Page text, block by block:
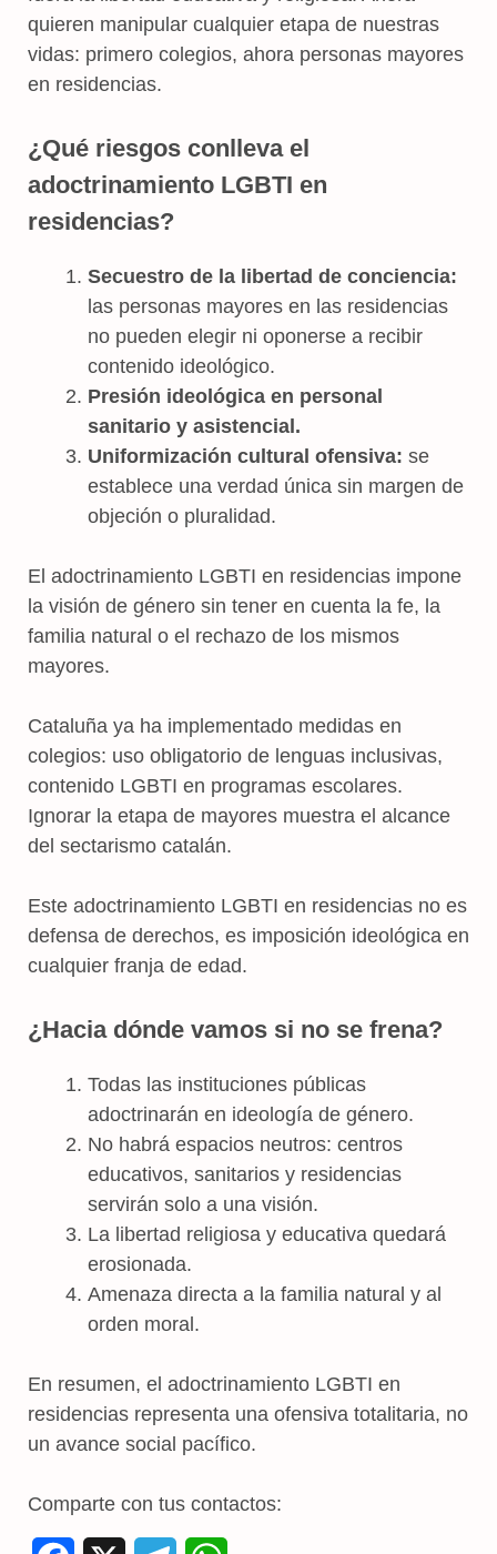
quieren manipular cualquier etapa de nuestras
vidas: primero colegios, ahora personas mayores
en residencias.
¿Qué riesgos conlleva el
adoctrinamiento LGBTI en
residencias?
Secuestro de la libertad de conciencia:
las personas mayores en las residencias
no pueden elegir ni oponerse a recibir
contenido ideológico.
Presión ideológica en personal
sanitario y asistencial.
Uniformización cultural ofensiva: se
establece una verdad única sin margen de
objeción o pluralidad.
El adoctrinamiento LGBTI en residencias impone
la visión de género sin tener en cuenta la fe, la
familia natural o el rechazo de los mismos
mayores.
Cataluña ya ha implementado medidas en
colegios: uso obligatorio de lenguas inclusivas,
contenido LGBTI en programas escolares.
Ignorar la etapa de mayores muestra el alcance
del sectarismo catalán.
Este adoctrinamiento LGBTI en residencias no es
defensa de derechos, es imposición ideológica en
cualquier franja de edad.
¿Hacia dónde vamos si no se frena?
Todas las instituciones públicas
adoctrinarán en ideología de género.
No habrá espacios neutros: centros
educativos, sanitarios y residencias
servirán solo a una visión.
La libertad religiosa y educativa quedará
erosionada.
Amenaza directa a la familia natural y al
orden moral.
En resumen, el adoctrinamiento LGBTI en
residencias representa una ofensiva totalitaria, no
un avance social pacífico.
Comparte con tus contactos: